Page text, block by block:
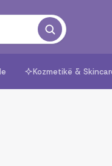
Kozmetikë &